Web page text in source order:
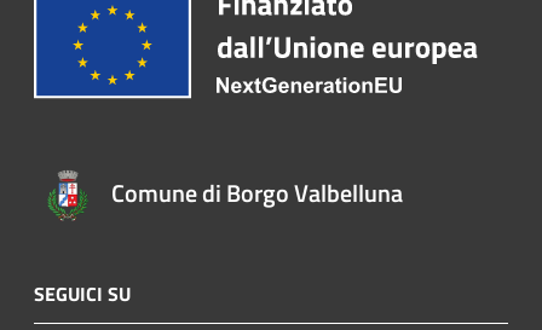
Comune di Borgo Valbelluna
SEGUICI SU